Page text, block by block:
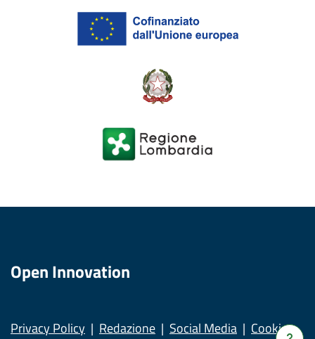
Open Innovation
Privacy Policy Redazione Social Media Cookies